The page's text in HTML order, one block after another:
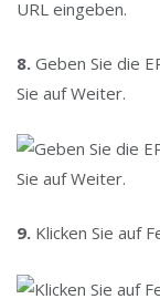
8. Geben Sie die
Sie auf Weiter.
9. Klicken Sie auf